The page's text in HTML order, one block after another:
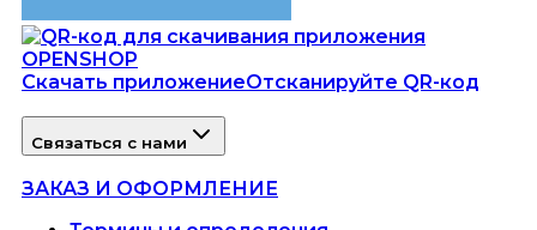
Скачать приложениеОтсканируйте QR-код
Связаться с нами
ЗАКАЗ И ОФОРМЛЕНИЕ